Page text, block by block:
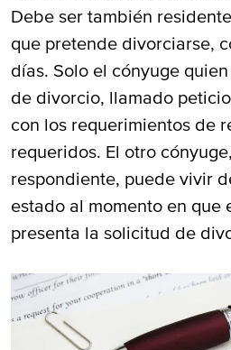
Debe ser también
que pretende divorciarse,
días. Solo el cónyuge
de divorcio, llamado
con los requerimientos de
requeridos. El otro
respondiente, puede vivir
estado al momento en que
presenta la solicitud de